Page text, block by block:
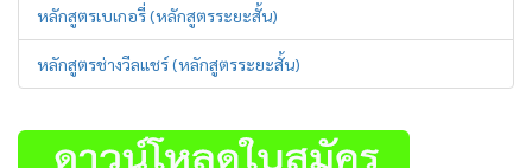
หลักสูตรเบเกอรี่ (หลักสูตรระยะสั้น)
หลักสูตรช่างวีลแชร์ (หลักสูตรระยะสั้น)